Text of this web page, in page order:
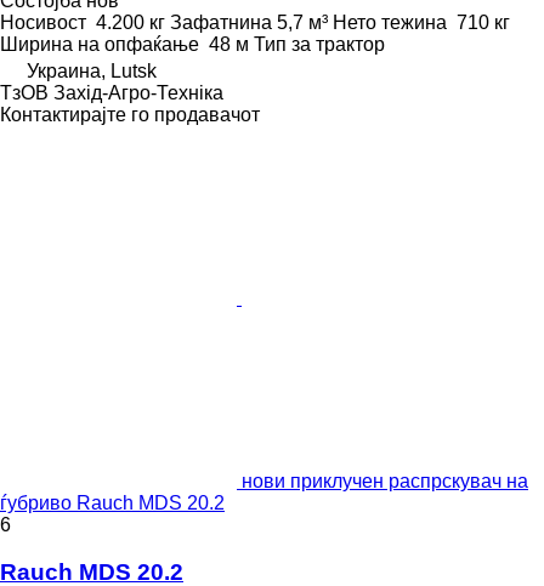
Носивост 4.200 кг Зафатнина 5,7 м³ Нето тежина 710 кг
Ширина на опфаќање 48 м Тип за трактор
Украина, Lutsk
ТзОВ Захід-Агро-Техніка
Контактирајте го продавачот
нови приклучен распрскувач на
ѓубриво Rauch MDS 20.2
6
Rauch MDS 20.2